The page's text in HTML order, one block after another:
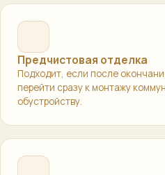
Предчистовая отделка
Подходит, если после
перейти сразу к монтажу
обустройству.